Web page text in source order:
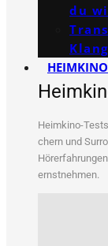
du
HEIMKINO
Heim­ki­no-
chern und
ernstnehmen.